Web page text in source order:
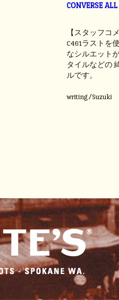
CONVERSE
【スタッフコ
C461ラストを
なシルエット
タイルなどの
ルです。
writing/Suzuki